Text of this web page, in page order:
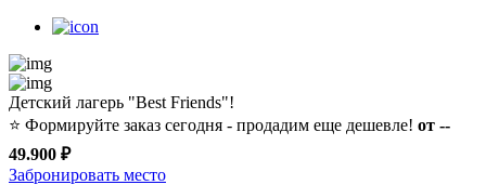
Детский лагерь "Best Friends"!
⭐️ Формируйте заказ сегодня - продадим еще дешевле! от --
49.900 ₽
Забронировать место